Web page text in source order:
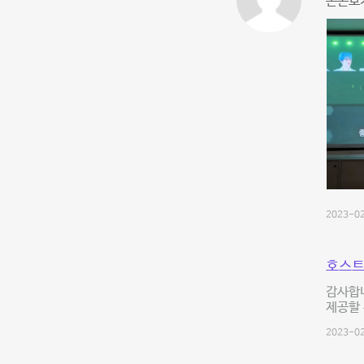
2023-
호스
감사
제공할
2023-